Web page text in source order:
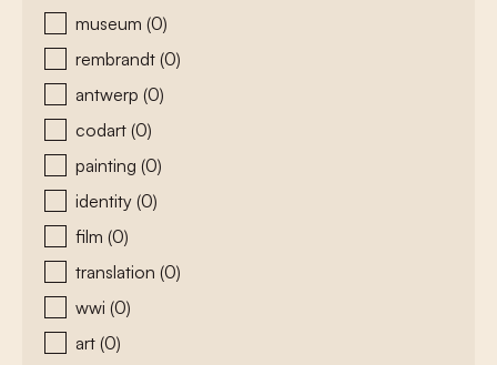
museum (0)
rembrandt (0)
antwerp (0)
codart (0)
painting (0)
identity (0)
film (0)
translation (0)
wwi (0)
art (0)